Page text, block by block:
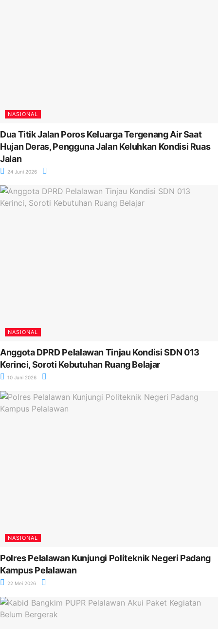
NASIONAL
Dua Titik Jalan Poros Keluarga Tergenang Air Saat
Hujan Deras, Pengguna Jalan Keluhkan Kondisi Ruas
Jalan
24 Juni 2026
NASIONAL
Anggota DPRD Pelalawan Tinjau Kondisi SDN 013
Kerinci, Soroti Kebutuhan Ruang Belajar
10 Juni 2026
NASIONAL
Polres Pelalawan Kunjungi Politeknik Negeri Padang
Kampus Pelalawan
22 Mei 2026